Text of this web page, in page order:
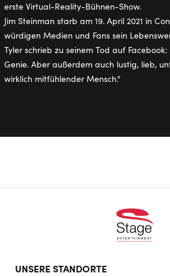
erste Virtual-Reality-Bühnen-Show.
Jim Steinman starb am 19. April 2021 in
würdigen Medien und Fans sein
Tyler schrieb zu seinem Tod auf Facebook:
Genie. Aber außerdem auch lustig, lieb,
wirklich mitfühlender Mensch.“
UNSERE STANDORTE